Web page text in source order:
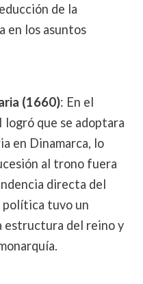
de la
en los asuntos
(1660): En el
logró que se adoptara
en Dinamarca, lo
al trono fuera
directa del
política tuvo un
estructura del reino y